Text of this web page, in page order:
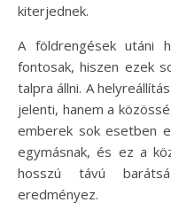
kiterjednek.
A földrengések utáni
fontosak, hiszen ezek
talpra állni. A
jelenti, hanem a
emberek sok esetben
egymásnak, és ez a
hosszú távú
eredményez.